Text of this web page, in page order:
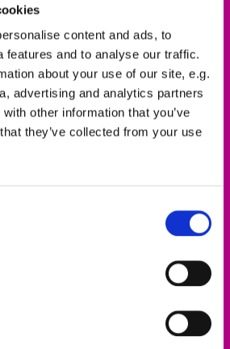
content and ads, to
features and to analyse our traffic.
about your use of our site, e.g.
advertising and analytics partners
other information that you’ve
they’ve collected from your use
nõustuge
cookies
wolfhagen@ekkw.de